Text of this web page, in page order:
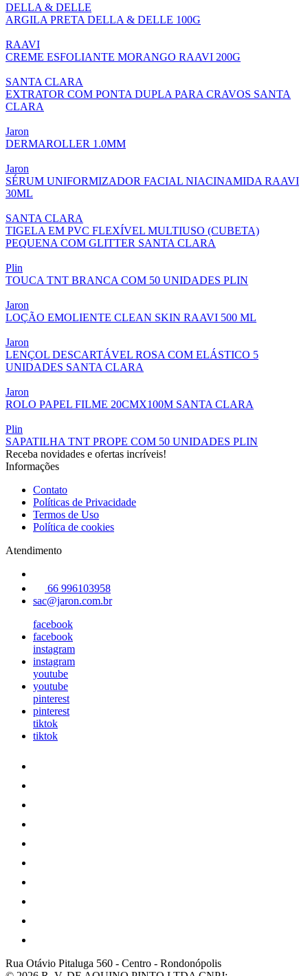
DELLA & DELLE
ARGILA PRETA DELLA & DELLE 100G
RAAVI
CREME ESFOLIANTE MORANGO RAAVI 200G
SANTA CLARA
EXTRATOR COM PONTA DUPLA PARA CRAVOS SANTA
CLARA
Jaron
DERMAROLLER 1.0MM
Jaron
SÉRUM UNIFORMIZADOR FACIAL NIACINAMIDA RAAVI
30ML
SANTA CLARA
TIGELA EM PVC FLEXÍVEL MULTIUSO (CUBETA)
PEQUENA COM GLITTER SANTA CLARA
Plin
TOUCA TNT BRANCA COM 50 UNIDADES PLIN
Jaron
LOÇÃO EMOLIENTE CLEAN SKIN RAAVI 500 ML
Jaron
LENÇOL DESCARTÁVEL ROSA COM ELÁSTICO 5
UNIDADES SANTA CLARA
Jaron
ROLO PAPEL FILME 20CMX100M SANTA CLARA
Plin
SAPATILHA TNT PROPE COM 50 UNIDADES PLIN
Receba novidades e ofertas incríveis!
Informações
Contato
Políticas de Privacidade
Termos de Uso
Política de cookies
Atendimento
66 996103958
sac@jaron.com.br
facebook
facebook
instagram
instagram
youtube
youtube
pinterest
pinterest
tiktok
tiktok
Rua Otávio Pitaluga 560 - Centro - Rondonópolis